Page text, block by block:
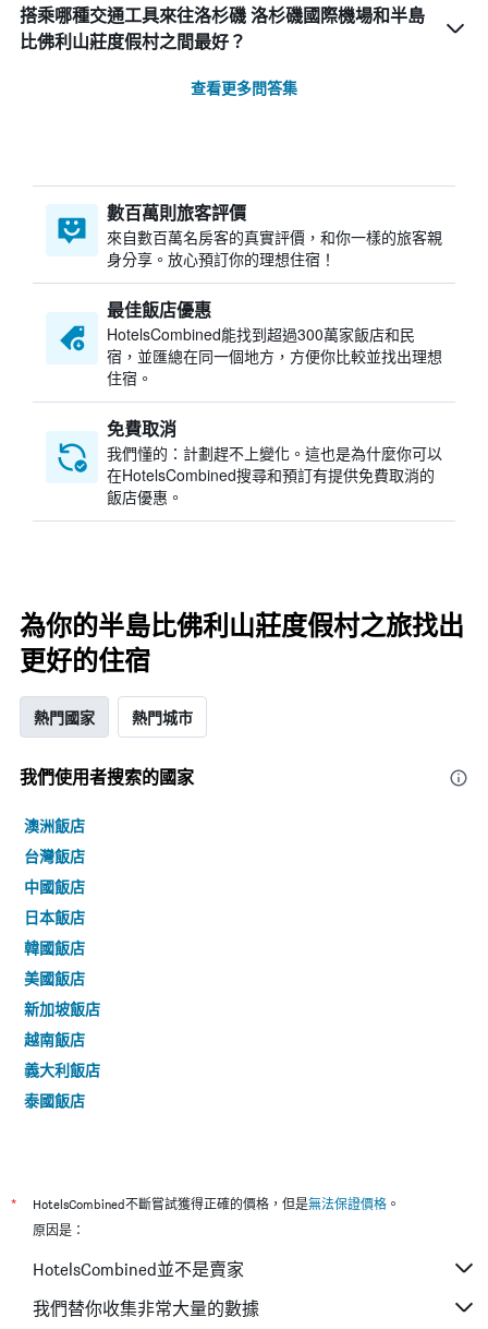
搭乘哪種交通工具來往洛杉磯 洛杉磯國際機場和半島
比佛利山莊度假村之間最好？
查看更多問答集
數百萬則旅客評價
來自數百萬名房客的真實評價，和你一樣的旅客親
身分享。放心預訂你的理想住宿！
最佳飯店優惠
HotelsCombined​能找到超過300萬家飯店和民
宿，並匯總在同一個地方，方便你比較並找出理想
住宿。
免費取消
我們懂的：計劃趕不上變化。這也是為什麼你可以
在HotelsCombined搜尋和預訂有提供免費取消的
飯店優惠。
為你的半島比佛利山莊度假村之旅找出
更好的住宿
熱門國家 熱門城市
我們使用者搜索的國家
澳洲飯店
台灣飯店
中國飯店
日本飯店
韓國飯店
美國飯店
新加坡飯店
越南飯店
義大利飯店
泰國飯店
* HotelsCombined不斷嘗試獲得正確的價格，但是無法保證價格 。
原因是：
HotelsCombined並不是賣家
我們替你收集非常大量的數據